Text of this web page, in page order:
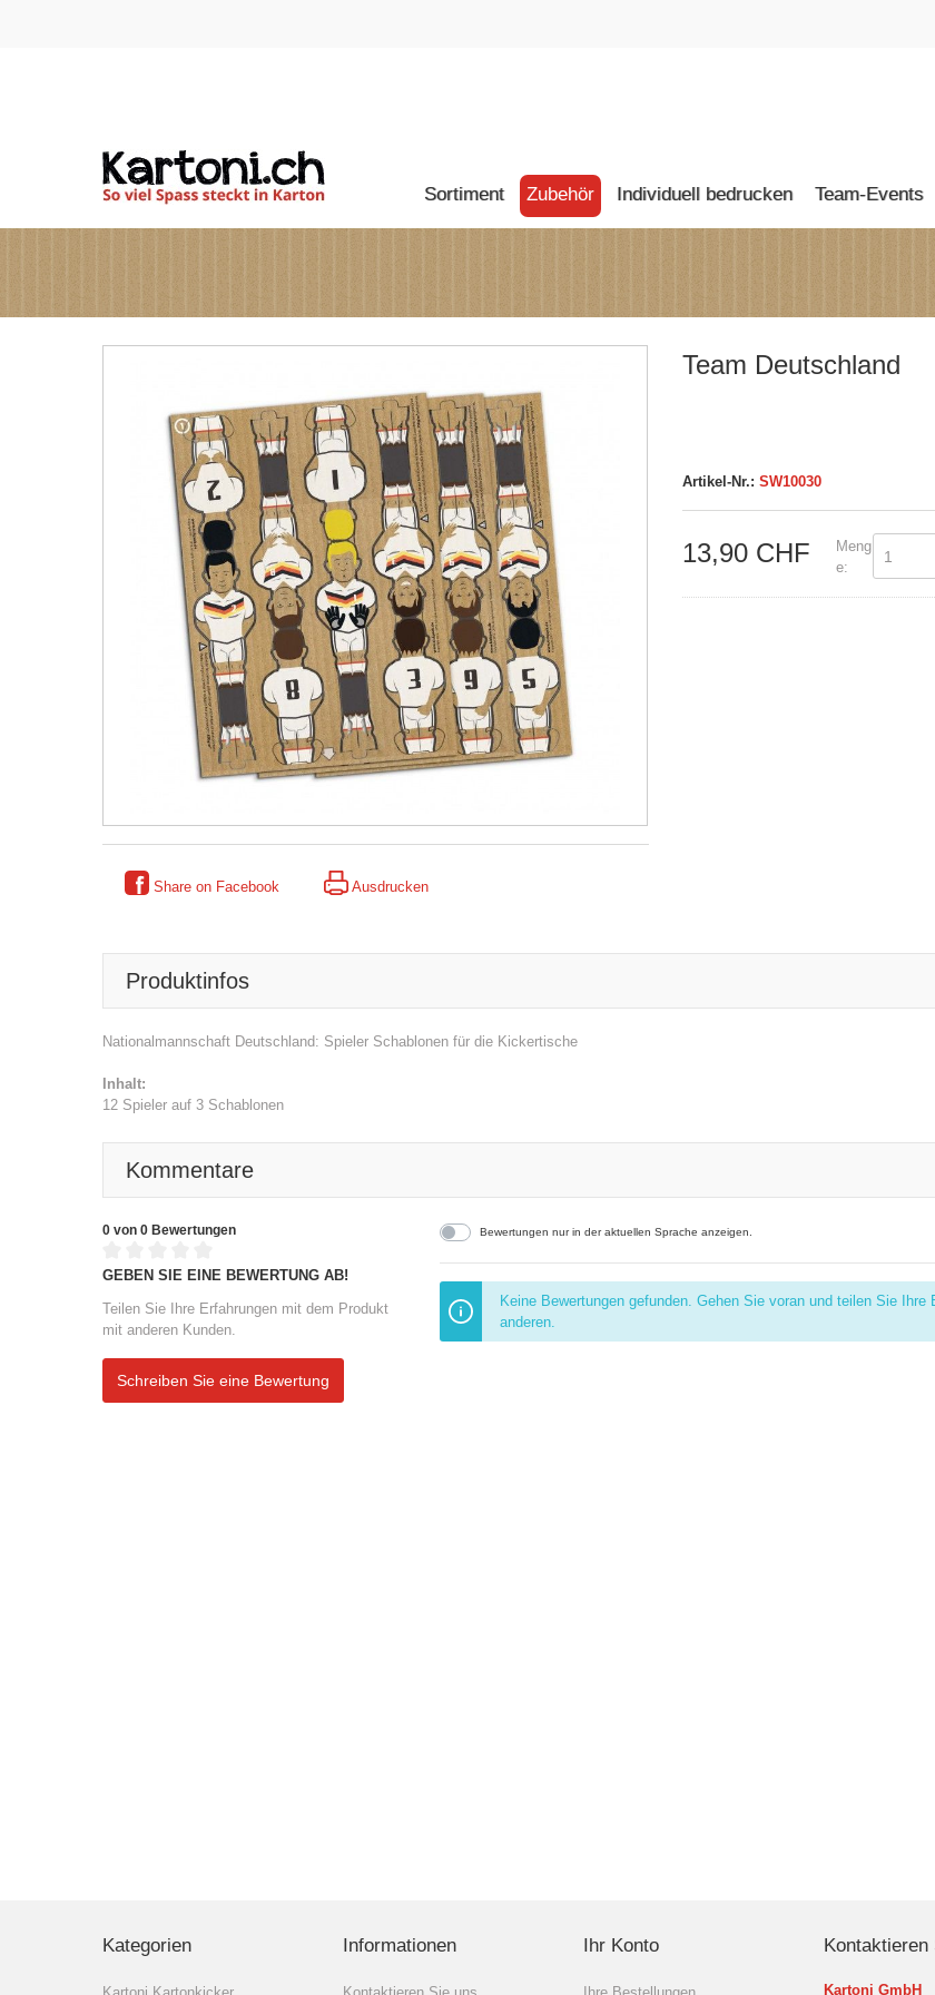
Sortiment Zubehör Individuell bedrucken Team-Events
KAMPINI
ZUBEHÖR
KARTON-HOCKER
KARTONI MINI KICKER
DER KARTON GRILL
SPIELE
Share on Facebook Ausdrucken
Team Deutschland
Artikel-Nr.: SW10030
13,90 CHF
Meng
e:
Produktinfos
Nationalmannschaft Deutschland: Spieler Schablonen für die Kickertische
Inhalt:
12 Spieler auf 3 Schablonen
Kommentare
0 von 0 Bewertungen
GEBEN SIE EINE BEWERTUNG AB!
Teilen Sie Ihre Erfahrungen mit dem Produkt
mit anderen Kunden.
Schreiben Sie eine Bewertung
Bewertungen nur in der aktuellen Sprache anzeigen.
Keine Bewertungen gefunden. Gehen Sie voran und teilen Sie Ihre
anderen.
Kontaktieren
Kartoni GmbH
Kategorien Informationen Ihr Konto